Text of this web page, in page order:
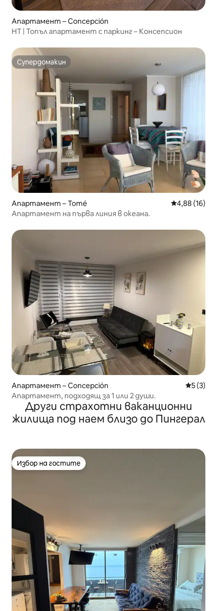
Апартамент – Concepción
HT | Топъл апартамент с паркинг – Консепсион
Супердомакин
Супердомакин
Апартамент – Tomé Средна
4,88 (16)
Апартамент на първа линия в океана.
Апартамент – Concepción Средна
5 (3)
Апартамент, подходящ за 1 или 2 души.
Други страхотни ваканционни
жилища под наем близо до Пингерал
Избор на гостите
Избор на гостите